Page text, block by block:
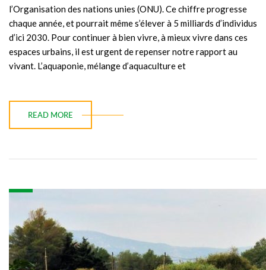
l’Organisation des nations unies (ONU). Ce chiffre progresse
chaque année, et pourrait même s’élever à 5 milliards d’individus
d’ici 2030. Pour continuer à bien vivre, à mieux vivre dans ces
espaces urbains, il est urgent de repenser notre rapport au
vivant. L’aquaponie, mélange d’aquaculture et
READ MORE